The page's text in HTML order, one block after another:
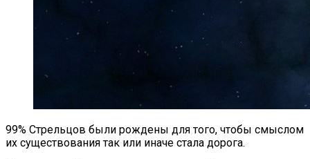
99% Стрельцов были рождены для того, чтобы смыслом
их существования так или иначе стала дорога.